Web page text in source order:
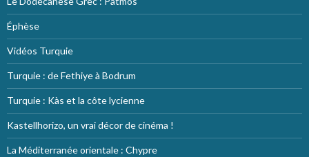
Éphèse
Vidéos Turquie
Turquie : de Fethiye à Bodrum
Turquie : Kàs et la côte lycienne
Kastellhorizo, un vrai décor de cinéma !
La Méditerranée orientale : Chypre